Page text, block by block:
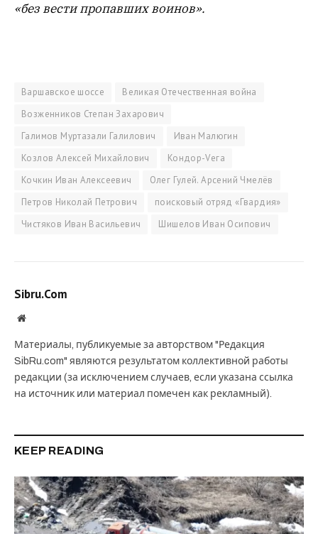
«без вести пропавших воинов».
Варшавское шоссе
Великая Отечественная война
Возженников Степан Захарович
Галимов Муртазали Галилович
Иван Малюгин
Козлов Алексей Михайлович
Кондор-Vега
Кочкин Иван Алексеевич
Олег Гулей. Арсений Чмелёв
Петров Николай Петрович
поисковый отряд «Гвардия»
Чистяков Иван Васильевич
Шишелов Иван Осипович
Sibru.Com
Website
Материалы, публикуемые за авторством "Редакция
SibRu.com" являются результатом коллективной работы
редакции (за исключением случаев, если указана ссылка
на источник или материал помечен как рекламный).
KEEP READING